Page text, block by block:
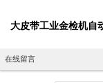
大皮带工业金检机自
在线留言